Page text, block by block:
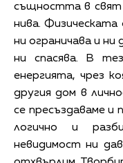
същността в свят
нива.
ни ограничава и ни
ни спасява. В
енергията, чрез
другия дом в
се пресъздаваме и
логично и
невидимост ни